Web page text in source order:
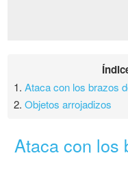
1.Ataca con los brazos
2.Objetos arrojadizos
Ataca con los